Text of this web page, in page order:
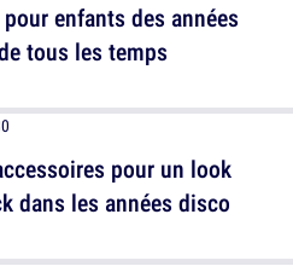
pour un look
dans les années disco
enfants des années
tous les temps